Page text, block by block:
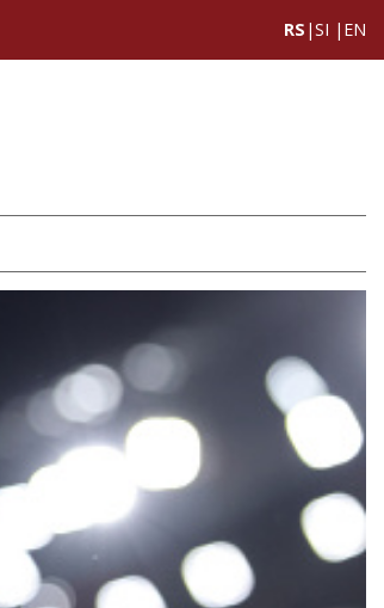
RS |SI | EN